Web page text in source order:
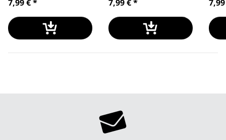
7,99 €* 7,99 €*